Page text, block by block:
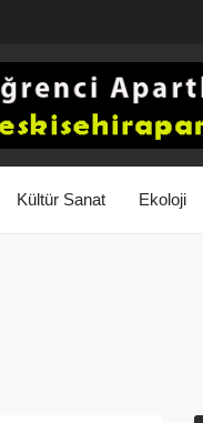
Kültür Sanat Ekoloji